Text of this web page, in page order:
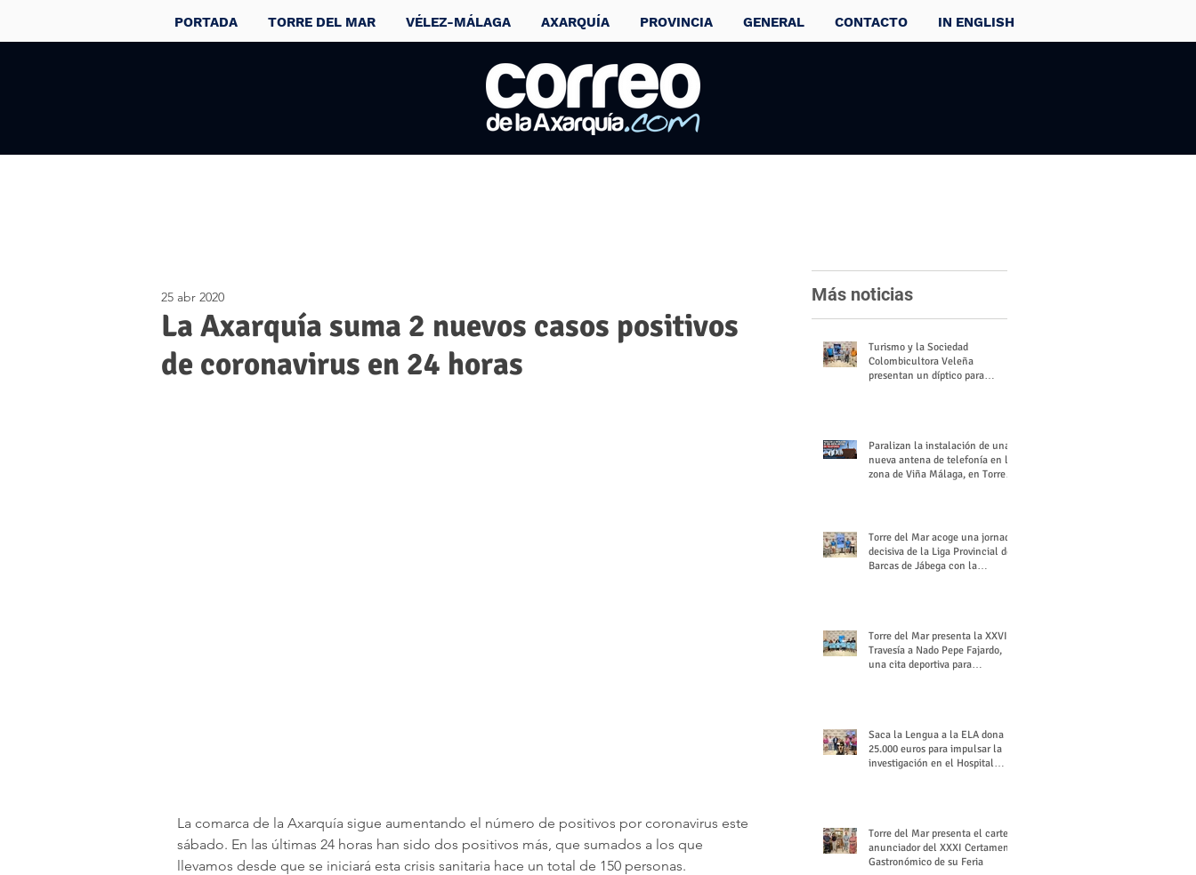
PORTADA TORRE DEL MAR VÉLEZ-MÁLAGA AXARQUÍA PROVINCIA GENERAL CONTACTO IN ENGLISH
La Axarquía suma 2 nuevos casos positivos
de coronavirus en 24 horas
25 abr 2020
La comarca de la Axarquía sigue aumentando el número de positivos por coronavirus este
sábado. En las últimas 24 horas han sido dos positivos más, que sumados a los que
llevamos desde que se iniciará esta crisis sanitaria hace un total de 150 personas.
Más noticias
Turismo y la Sociedad
Colombicultora Veleña
presentan un díptico para
Paralizan la instalación de una
nueva antena de telefonía en la
zona de Viña Málaga, en Torre
Torre del Mar acoge una jornada
decisiva de la Liga Provincial de
Barcas de Jábega con la
Torre del Mar presenta la XXVI
Travesía a Nado Pepe Fajardo,
una cita deportiva para
Saca la Lengua a la ELA dona
25.000 euros para impulsar la
investigación en el Hospital
Torre del Mar presenta el cartel
anunciador del XXXI Certamen
Gastronómico de su Feria